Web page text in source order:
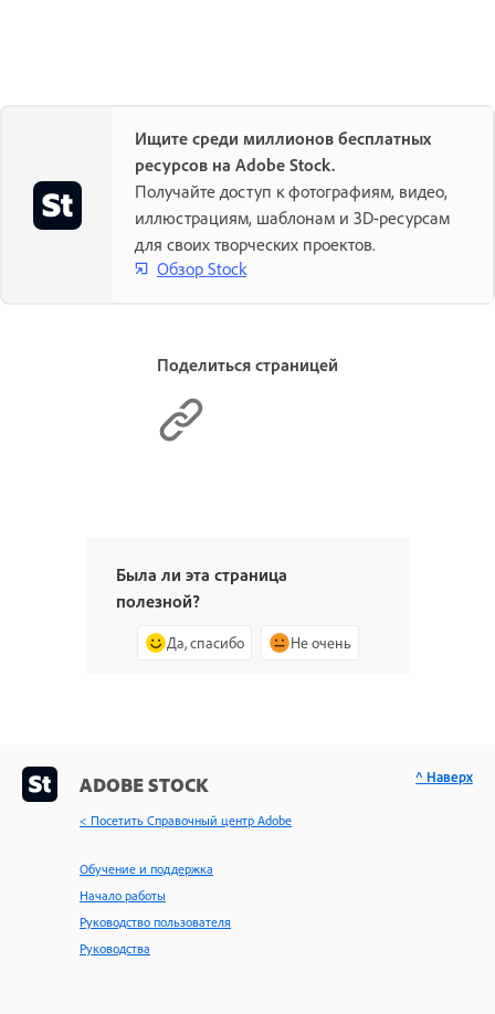
Ищите среди миллионов бесплатных
ресурсов на Adobe Stock.
Получайте доступ к фотографиям, видео,
иллюстрациям, шаблонам и 3D-ресурсам
для своих творческих проектов.
Обзор Stock
Поделиться страницей
Была ли эта страница
полезной?
Да, спасибо Не очень
ADOBE STOCK
< Посетить Справочный центр Adobe
Обучение и поддержка
Начало работы
Руководство пользователя
Руководства
^ Наверх